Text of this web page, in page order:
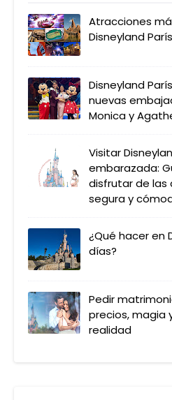
Atracciones
Disneyland París
Disneyland
nuevas
Monica y
Visitar
embarazada:
disfrutar de
segura y
¿Qué hacer en
días?
Pedir
precios, magia
realidad